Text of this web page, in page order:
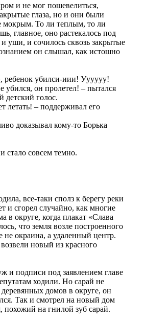
и не мог пошевелиться,
глаза, но и они были
мокрым. То ли теплым, то ли
главное, оно растекалось под
уши, и сочилось сквозь закрытые
он слышал, как истошно
убилси-иии! Уууууу!
убился, он пролетел! – пытался
детский голос.
летать! – поддерживал его
доказывал кому-то Борька
стало совсем темно.
все-таки сполз к берегу реки
и сгорел случайно, как многие
в округе, когда плакат «Слава
что земля возле построенного
не окраина, а удаленный центр.
новый из красного
и подписи под заявлением главе
ходили. Но сарай не
домов в округе, он
Так и смотрел на новый дом
похожий на гнилой зуб сарай.